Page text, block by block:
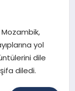
Mozambik,
yol
dile
diledi.